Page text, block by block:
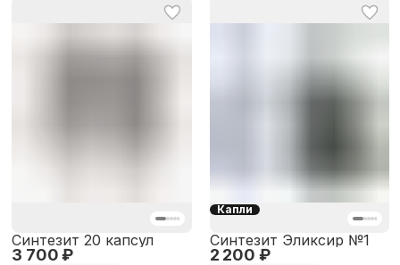
3 700 ₽
Синтезит 20 капсул
Капли
2 200 ₽
Синтезит Эликсир №1